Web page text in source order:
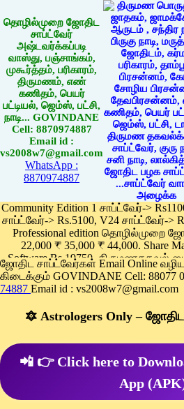
தொழில்முறை ஜோதிட
சாப்ட்வேர்
அஷ்டவர்க்கப்படி
வாஸ்து, பஞ்சாங்கம்,
முகூர்த்தம், பரிகாரம்,
திருமணம், எண்
கணிதம், பெயர்
பட்டியல், ஜெம்ஸ், பட்சி,
நாடி... GOVINDANE
Cell: 8870974887
Email id :
vs2008w7@gmail.com
WhatsApp :
8870974887
Community Edition 1 சாப்ட்வேர்->
சாப்ட்வேர்-> Rs.5100, V24 சாப்ட்வேர்->
Professional edition தொழில்முறை
22,000 ₹ 35,000 ₹ 44,000. Share
Software Rs.19750, திருமணதகவல்
Phone App Rs.
Pay online
ஜோதிட சாப்ட்வேர்கள் Email Online
கிடைக்கும் GOVINDANE Cell: 88077
74887 Email id : vs2008w7@gmail.com
🔯 Astrologers Only –
📲 👉 Click here to
App